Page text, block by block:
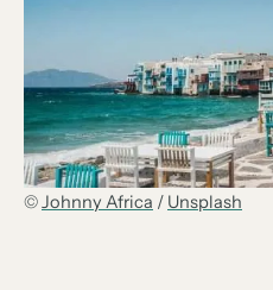
©Johnny Africa / Unsplash